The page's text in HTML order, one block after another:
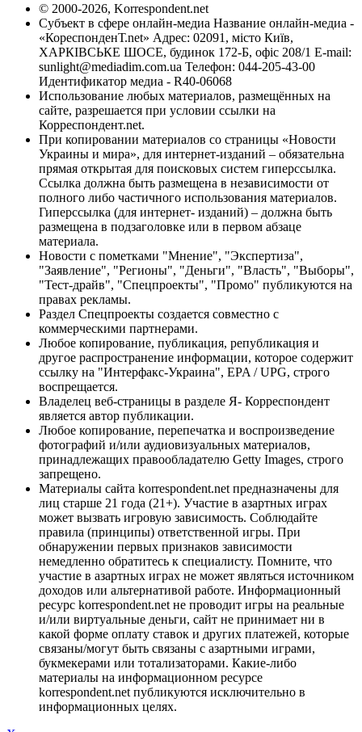
© 2000-2026, Korrespondent.net
Субъект в сфере онлайн-медиа Название онлайн-медиа -
«КореспонденТ.net» Адрес: 02091, місто Київ,
ХАРКІВСЬКЕ ШОСЕ, будинок 172-Б, офіс 208/1 E-mail:
sunlight@mediadim.com.ua Телефон: 044-205-43-00
Идентификатор медиа - R40-06068
Использование любых материалов, размещённых на
сайте, разрешается при условии ссылки на
Корреспондент.net.
При копировании материалов со страницы «Новости
Украины и мира», для интернет-изданий – обязательна
прямая открытая для поисковых систем гиперссылка.
Ссылка должна быть размещена в независимости от
полного либо частичного использования материалов.
Гиперссылка (для интернет- изданий) – должна быть
размещена в подзаголовке или в первом абзаце
материала.
Новости с пометками "Мнение", "Экспертиза",
"Заявление", "Регионы", "Деньги", "Власть", "Выборы",
"Тест-драйв", "Спецпроекты", "Промо" публикуются на
правах рекламы.
Раздел Спецпроекты создается совместно с
коммерческими партнерами.
Любое копирование, публикация, републикация и
другое распространение информации, которое содержит
ссылку на "Интерфакс-Украина", EPA / UPG, строго
воспрещается.
Владелец веб-страницы в разделе Я- Корреспондент
является автор публикации.
Любое копирование, перепечатка и воспроизведение
фотографий и/или аудиовизуальных материалов,
принадлежащих правообладателю Getty Images, строго
запрещено.
Материалы сайта korrespondent.net предназначены для
лиц старше 21 года (21+). Участие в азартных играх
может вызвать игровую зависимость. Соблюдайте
правила (принципы) ответственной игры. При
обнаружении первых признаков зависимости
немедленно обратитесь к специалисту. Помните, что
участие в азартных играх не может являться источником
доходов или альтернативой работе. Информационный
ресурс korrespondent.net не проводит игры на реальные
и/или виртуальные деньги, сайт не принимает ни в
какой форме оплату ставок и других платежей, которые
связаны/могут быть связаны с азартными играми,
букмекерами или тотализаторами. Какие-либо
материалы на информационном ресурсе
korrespondent.net публикуются исключительно в
информационных целях.